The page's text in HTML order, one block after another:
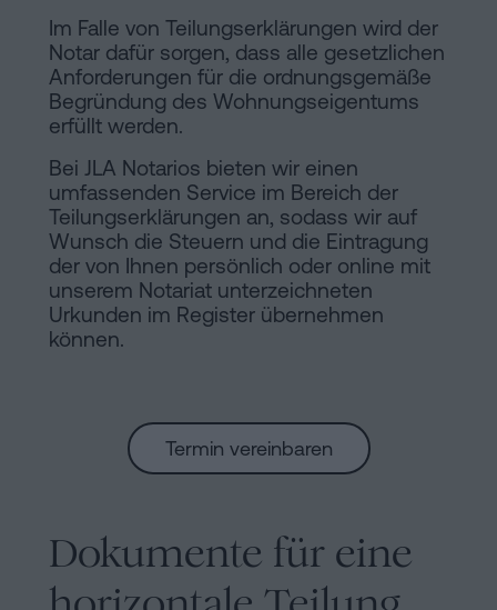
Im Falle von Teilungserklärungen wird der
Notar dafür sorgen, dass alle gesetzlichen
Anforderungen für die ordnungsgemäße
Begründung des Wohnungseigentums
erfüllt werden.
Bei JLA Notarios bieten wir einen
umfassenden Service im Bereich der
Teilungserklärungen an, sodass wir auf
Wunsch die Steuern und die Eintragung
der von Ihnen persönlich oder online mit
unserem Notariat unterzeichneten
Urkunden im Register übernehmen
können.
Termin vereinbaren
Dokumente für eine